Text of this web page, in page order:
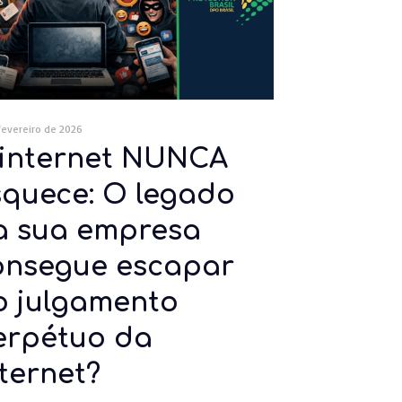
de 2026
NUNCA
O legado
sua empresa
escapar
julgamento
da